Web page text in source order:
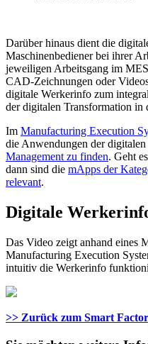
Darüber hinaus dient die
Maschinenbediener bei ihrer
jeweiligen Arbeitsgang im
CAD-Zeichnungen oder
digitale Werkerinfo zum
der digitalen Transformation in
Im Manufacturing Execution
die Anwendungen der
Management zu finden. Geht
dann sind die mApps der
relevant.
Digitale
Das Video zeigt anhand eines
Manufacturing Execution
intuitiv die Werkerinfo
>> Zurück zum Smart